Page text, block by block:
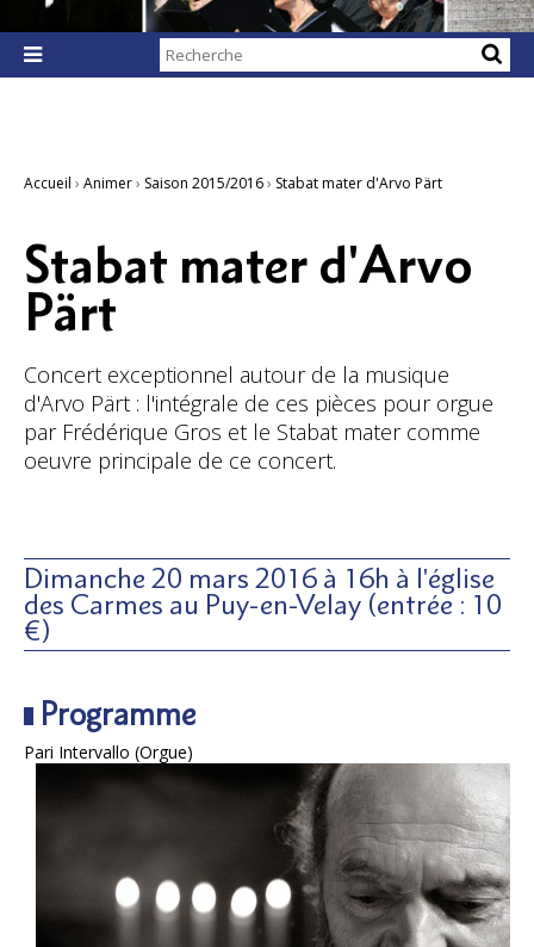

Chercher par
Recherche
Accueil › Animer› Saison 2015/2016› Stabat mater d'Arvo Pärt
Stabat mater d'Arvo
Pärt
Concert exceptionnel autour de la musique
d'Arvo Pärt : l'intégrale de ces pièces pour orgue
par Frédérique Gros et le Stabat mater comme
oeuvre principale de ce concert.
Dimanche 20 mars 2016 à 16h à l'église
des Carmes au Puy-en-Velay (entrée : 10
€)
Programme
Pari Intervallo (Orgue)